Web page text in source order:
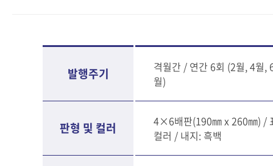
발행주기
격월간 / 연간 6회 (2월, 4월,
월)
판형 및 컬러
4×6배판(190㎜ x 260㎜) /
컬러 / 내지: 흑백